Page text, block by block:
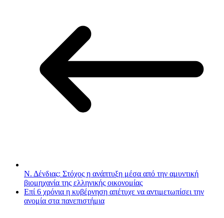
Ν. Δένδιας: Στόχος η ανάπτυξη μέσα από την αμυντική
βιομηχανία της ελληνικής οικονομίας
Επί 6 χρόνια η κυβέρνηση απέτυχε να αντιμετωπίσει την
ανομία στα πανεπιστήμια